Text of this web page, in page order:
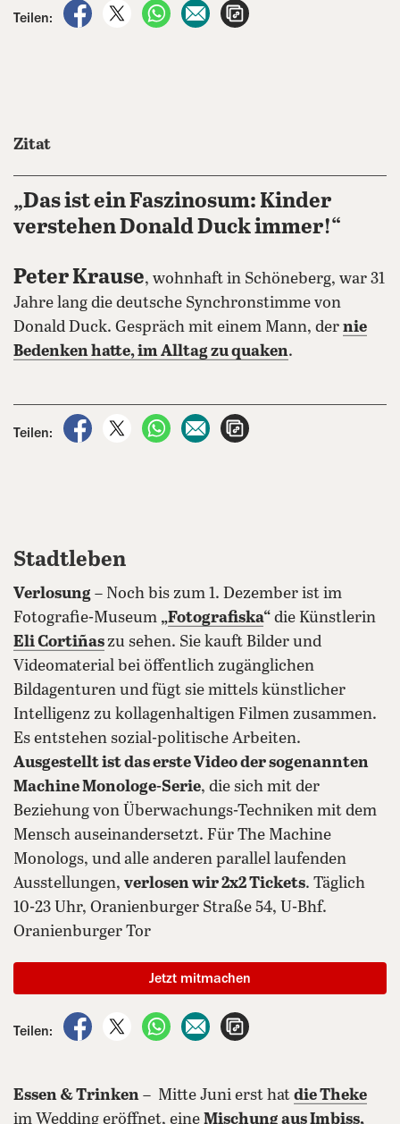
Teilen:
auf Facebook teilen
auf X teilenper WhatsApp teilen
per E-Mail teilen
Zitat
„Das ist ein Faszinosum: Kinder
verstehen Donald Duck immer!“
Peter Krause, wohnhaft in Schöneberg, war 31
Jahre lang die deutsche Synchronstimme von
Donald Duck. Gespräch mit einem Mann, der nie
Bedenken hatte, im Alltag zu quaken.
Teilen:
auf Facebook teilen
auf X teilenper WhatsApp teilen
per E-Mail teilen
Stadtleben
Verlosung – Noch bis zum 1. Dezember ist im
Fotografie-Museum „Fotografiska“ die Künstlerin
Eli Cortiñaszu sehen. Sie kauft Bilder und
Videomaterial bei öffentlich zugänglichen
Bildagenturen und fügt sie mittels künstlicher
Intelligenz zu kollagenhaltigen Filmen zusammen.
Es entstehen sozial-politische Arbeiten.
Ausgestellt ist das erste Video der sogenannten
Machine Monologe-Serie, die sich mit der
Beziehung von Überwachungs-Techniken mit dem
Mensch auseinandersetzt. Für The Machine
Monologs, und alle anderen parallel laufenden
Ausstellungen, verlosen wir 2x2 Tickets. Täglich
10-23 Uhr, Oranienburger Straße 54, U-Bhf.
Oranienburger Tor
Teilen:
auf Facebook teilen
auf X teilenper WhatsApp teilen
per E-Mail teilen
Jetzt mitmachen
Essen & Trinken – Mitte Juni erst hat die Theke
im Wedding eröffnet, eine Mischung aus Imbiss,